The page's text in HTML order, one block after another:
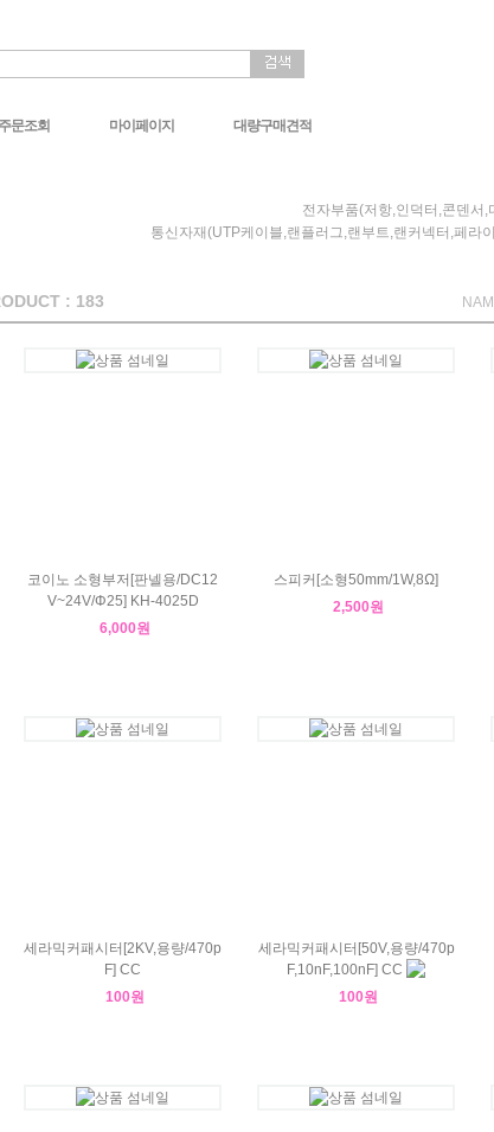
주문조회 마이페이지 대량구매견적
전자부품(저항,인덕터,콘덴서
통신자재(UTP케이블,랜플러그,랜부트,랜커넥터,페라
: 183
코이노 소형부저[판넬용/DC12
V~24V/Φ25] KH-4025D
6,000원
스피커[소형50mm/1W,8Ω]
2,500원
세라믹커패시터[2KV,용량/470p
F] CC
100원
세라믹커패시터[50V,용량/470p
F,10nF,100nF] CC
100원